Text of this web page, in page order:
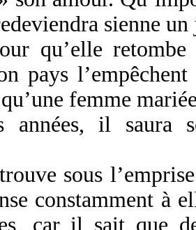
sienne
qu’elle
pays
femme
années, il saura
sous
constamment à
car il sait que